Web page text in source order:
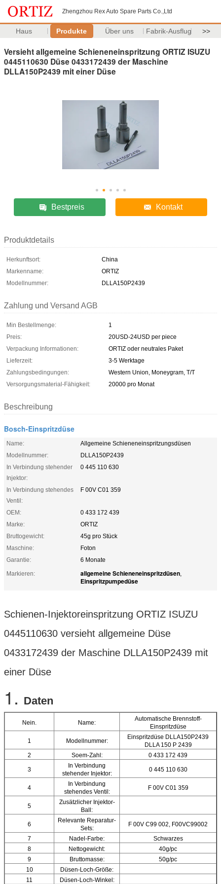
Zhengzhou Rex Auto Spare Parts Co.,Ltd
Haus Produkte Über uns Fabrik-Ausflug >>
Versieht allgemeine Schieneneinspritzung ORTIZ ISUZU
0445110630 Düse 0433172439 der Maschine
DLLA150P2439 mit einer Düse
Bestpreis Kontakt
Produktdetails
Herkunftsort:
China
Markenname:
ORTIZ
Modellnummer:
DLLA150P2439
Zahlung und Versand AGB
Min Bestellmenge:
1
Preis:
20USD-24USD per piece
Verpackung Informationen:
ORTIZ oder neutrales Paket
Lieferzeit:
3-5 Werktage
Zahlungsbedingungen:
Western Union, Moneygram, T/T
Versorgungsmaterial-Fähigkeit:
20000 pro Monat
Beschreibung
Bosch-Einspritzdüse
Name:
Allgemeine Schieneneinspritzungsdüsen
Modellnummer:
DLLA150P2439
In Verbindung stehender
Injektor:
0 445 110 630
In Verbindung stehendes
Ventil:
F 00V C01 359
OEM:
0 433 172 439
Marke:
ORTIZ
Bruttogewicht:
45g pro Stück
Maschine:
Foton
Garantie:
6 Monate
Markieren:
allgemeine Schieneneinspritzdüsen,
Einspritzpumpedüse
Schienen-Injektoreinspritzung ORTIZ ISUZU
0445110630 versieht allgemeine Düse
0433172439 der Maschine DLLA150P2439 mit
einer Düse
1. Daten
Nein. Name:
Automatische Brennstoff-
Einspritzdüse
1 Modellnummer:
Einspritzdüse DLLA150P2439
DLLA 150 P 2439
2
Soem-Zahl: 0 433 172 439
3
In Verbindung
stehender Injektor:
0 445 110 630
4
In Verbindung
stehendes Ventil:
F 00V C01 359
5
Zusätzlicher Injektor-
Ball:
6
Relevante Reparatur-
Sets:
F 00V C99 002, F00VC99002
7 Nadel-Farbe:
Schwarzes
8
Nettogewicht:
40g/pc
9
Bruttomasse:
50g/pc
10
Düsen-Loch-Größe:
11
Düsen-Loch-Winkel: